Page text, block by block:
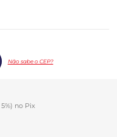
Não sabe o CEP?
5%) no Pix